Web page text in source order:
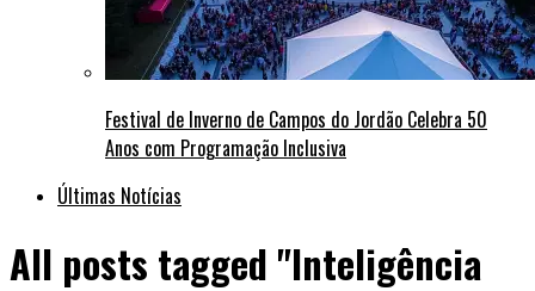
Festival de Inverno de Campos do Jordão Celebra 50
Anos com Programação Inclusiva
Últimas Notícias
All posts tagged "Inteligência